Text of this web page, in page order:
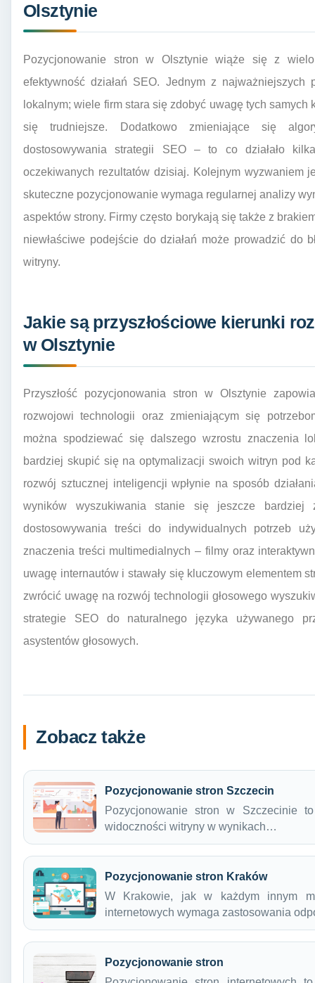
Olsztynie
Pozycjonowanie stron w Olsztynie wiąże się z
efektywność działań SEO. Jednym z
lokalnym; wiele firm stara się zdobyć uwagę tych
się trudniejsze. Dodatkowo zmieniające się
dostosowywania strategii SEO – to co działało
oczekiwanych rezultatów dzisiaj. Kolejnym wyzwaniem
skuteczne pozycjonowanie wymaga regularnej analizy
aspektów strony. Firmy często borykają się także z
niewłaściwe podejście do działań może prowadzić do
witryny.
Jakie są przyszłościowe kierunki
w Olsztynie
Przyszłość pozycjonowania stron w Olsztynie
rozwojowi technologii oraz zmieniającym się
można spodziewać się dalszego wzrostu znaczenia
bardziej skupić się na optymalizacji swoich witryn pod
rozwój sztucznej inteligencji wpłynie na sposób
wyników wyszukiwania stanie się jeszcze bardziej
dostosowywania treści do indywidualnych potrzeb
znaczenia treści multimedialnych – filmy oraz
uwagę internautów i stawały się kluczowym elementem
zwrócić uwagę na rozwój technologii głosowego
strategie SEO do naturalnego języka używanego
asystentów głosowych.
Zobacz także
Pozycjonowanie stron Szczecin
Pozycjonowanie stron w Szczecinie
widoczności witryny w wynikach…
Pozycjonowanie stron Kraków
W Krakowie, jak w każdym innym
internetowych wymaga zastosowania
Pozycjonowanie stron